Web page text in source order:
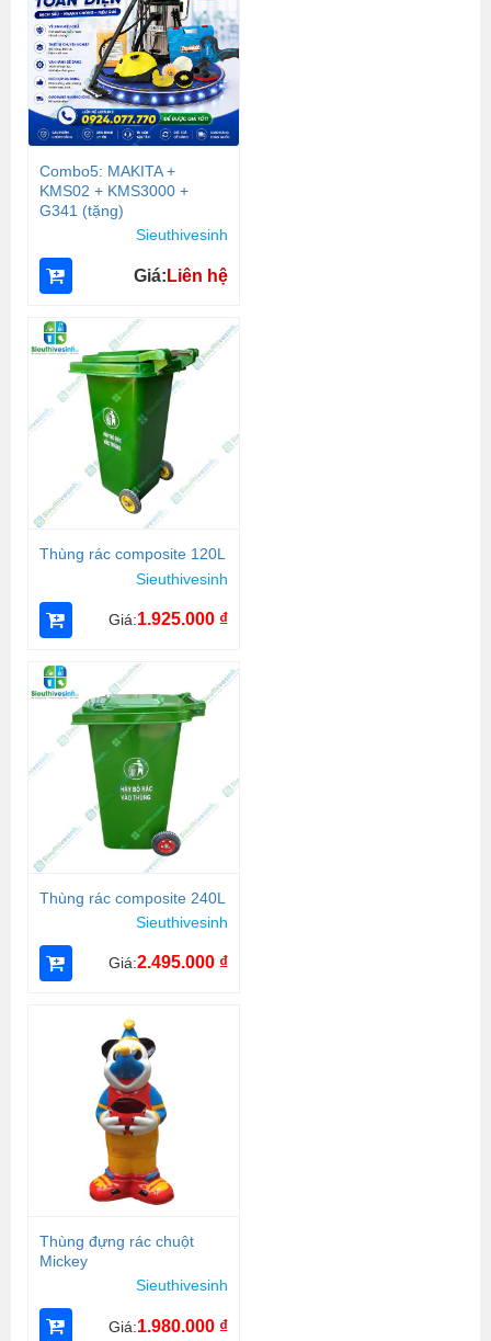
Combo5: MAKITA +
KMS02 + KMS3000 +
G341 (tặng)
Sieuthivesinh
Giá: Liên hệ
Thùng rác composite 120L
Sieuthivesinh
Giá:1.925.000 ₫
Thùng rác composite 240L
Sieuthivesinh
Giá:2.495.000 ₫
Thùng đựng rác chuột
Mickey
Sieuthivesinh
Giá:1.980.000 ₫